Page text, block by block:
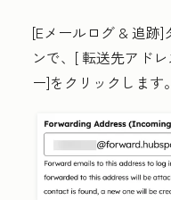
[Eメールログ & 追跡]
ンで、[転送先アドレ
ー]をクリックします。